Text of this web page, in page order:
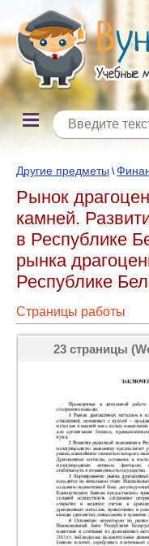
Другие предметы \
Рынок
камней.
в Республике
рынка
Республике
Страницы работы
23 страницы